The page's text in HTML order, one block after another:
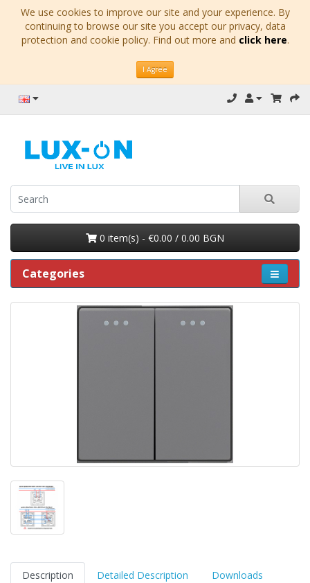
We use cookies to improve our site and your experience. By
continuing to browse our site you accept our privacy, data
protection and cookie policy. Find out more and click here.
I Agree
0 item(s) - €0.00 / 0.00 BGN
Categories
Description Detailed Description Downloads